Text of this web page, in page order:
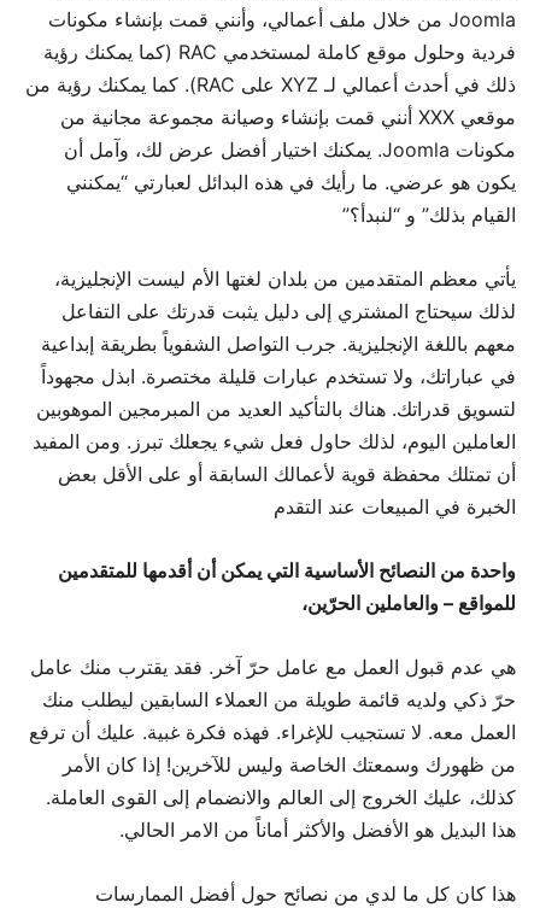
Joomla من خلال ملف أعمالي، وأنني قمت بإنشاء مكونات
فردية وحلول موقع كاملة لمستخدمي RAC (كما يمكنك رؤية
ذلك في أحدث أعمالي لـ XYZ على RAC). كما يمكنك رؤية من
موقعي XXX أنني قمت بإنشاء وصيانة مجموعة مجانية من
مكونات Joomla. يمكنك اختيار أفضل عرض لك، وآمل أن
يكون هو عرضي. ما رأيك في هذه البدائل لعبارتي “يمكنني
القيام بذلك” و “لنبدأ؟”
يأتي معظم المتقدمين من بلدان لغتها الأم ليست الإنجليزية،
لذلك سيحتاج المشتري إلى دليل يثبت قدرتك على التفاعل
معهم باللغة الإنجليزية. جرب التواصل الشفوياً بطريقة إبداعية
في عباراتك، ولا تستخدم عبارات قليلة مختصرة. ابذل مجهوداً
لتسويق قدراتك. هناك بالتأكيد العديد من المبرمجين الموهوبين
العاملين اليوم، لذلك حاول فعل شيء يجعلك تبرز. ومن المفيد
أن تمتلك محفظة قوية لأعمالك السابقة أو على الأقل بعض
الخبرة في المبيعات عند التقدم
واحدة من النصائح الأساسية التي يمكن أن أقدمها للمتقدمين
للمواقع – والعاملين الحرّين،
هي عدم قبول العمل مع عامل حرّ آخر. فقد يقترب منك عامل
حرّ ذكي ولديه قائمة طويلة من العملاء السابقين ليطلب منك
العمل معه. لا تستجيب للإغراء. فهذه فكرة غبية. عليك أن ترفع
من ظهورك وسمعتك الخاصة وليس للآخرين! إذا كان الأمر
كذلك، عليك الخروج إلى العالم والانضمام إلى القوى العاملة.
هذا البديل هو الأفضل والأكثر أماناً من الامر الحالي.
هذا كان كل ما لدي من نصائح حول أفضل الممارسات